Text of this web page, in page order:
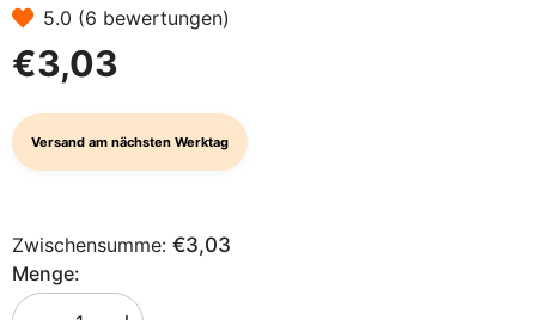
5.0 (6 bewertungen)
€3,03
Versand am nächsten Werktag
Zwischensumme: €3,03
Menge: